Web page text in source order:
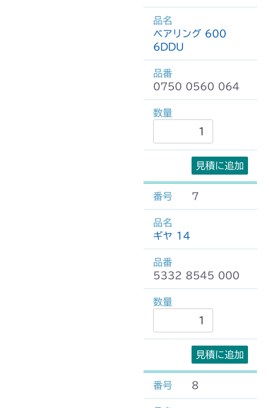
ベアリング 600
6DDU
0750 0560 064
見積に追加
7
ギヤ 14
5332 8545 000
見積に追加
8